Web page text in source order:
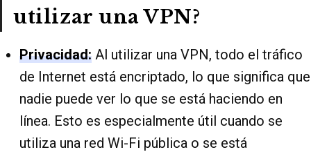
utilizar una VPN?
Privacidad: Al utilizar una VPN, todo el tráfico
de Internet está encriptado, lo que significa que
nadie puede ver lo que se está haciendo en
línea. Esto es especialmente útil cuando se
utiliza una red Wi-Fi pública o se está